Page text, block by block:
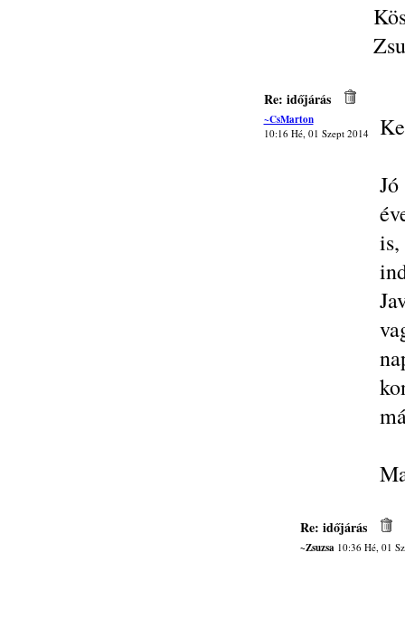
Re: időjárás
~CsMarton
10:16 Hé, 01 Szept 2014
Re: időjárás
~Zsuzsa10:36 Hé, 01